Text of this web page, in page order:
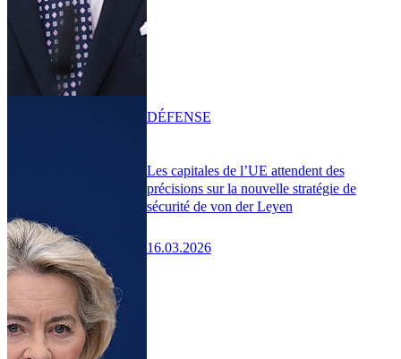
Les capitales de l’UE attendent des
précisions sur la nouvelle stratégie de
sécurité de von der Leyen
16.03.2026
DÉFENSE